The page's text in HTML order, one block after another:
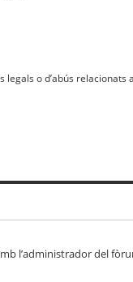
o d’abús relacionats
l’administrador del